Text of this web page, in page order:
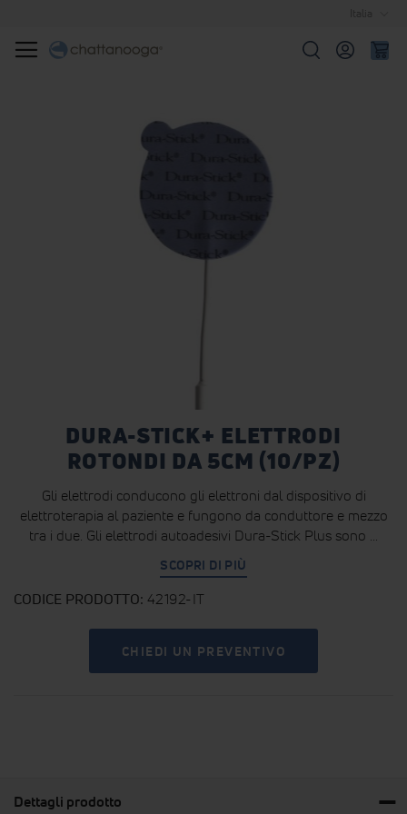
DURA-STICK+ ELETTRODI
ROTONDI DA 5CM (10/PZ)
Gli elettrodi conducono gli elettroni dal dispositivo di
elettroterapia al paziente e fungono da conduttore e mezzo
tra i due. Gli elettrodi autoadesivi Dura-Stick Plus sono ...
SCOPRI DI PIÙ
CODICE PRODOTTO 42192-IT
CHIEDI UN PREVENTIVO
Dettagli prodotto